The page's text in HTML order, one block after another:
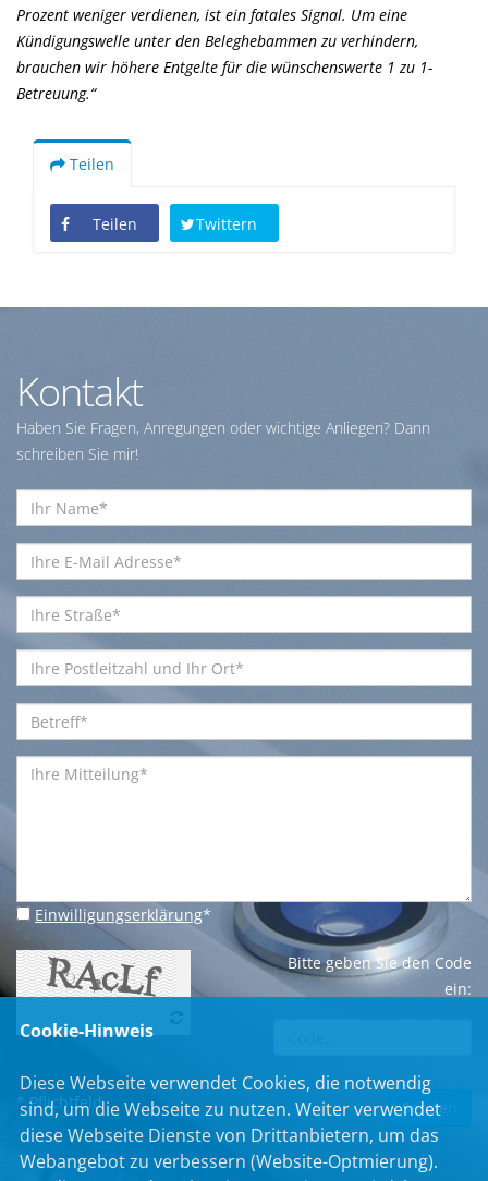
Prozent weniger verdienen, ist ein fatales Signal. Um eine
Kündigungswelle unter den Beleghebammen zu verhindern,
brauchen wir höhere Entgelte für die wünschenswerte 1 zu 1-
Betreuung.“
Teilen
Teilen Twittern
Kontakt
Haben Sie Fragen, Anregungen oder wichtige Anliegen? Dann
schreiben Sie mir!
Einwilligungserklärung*
Bitte geben Sie den Code
ein:
* Pflichtfeld
Cookie-Hinweis
Diese Webseite verwendet Cookies, die notwendig
sind, um die Webseite zu nutzen. Weiter verwendet
diese Webseite Dienste von Drittanbietern, um das
Webangebot zu verbessern (Website-Optmierung).